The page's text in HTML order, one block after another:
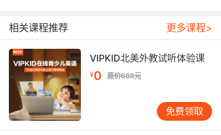
但我知道这是你选择的攻略 而这是个肮脏的游戏
7. My bargaining stratagems are starting to
show some promise.
这个理论已经开始见到成效
8. You must away from this village lest our
stratagem be discovered.
相关课程推荐 更多课程>
VIPKID北美外教试听体验课
¥0 原价688元
免费领取